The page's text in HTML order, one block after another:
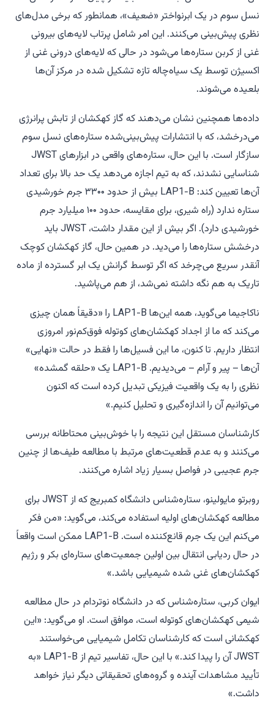
نسل سوم در یک ابرنواختر «ضعیف»، همانطور که برخی مدل‌های
نظری پیش‌بینی می‌کنند. این امر شامل پرتاب لایه‌های بیرونی
غنی از کربن ستاره‌ها می‌شود در حالی که لایه‌های درونی غنی از
اکسیژن توسط یک سیاه‌چاله تازه تشکیل شده در مرکز آن‌ها
بلعیده می‌شوند.
داده‌ها همچنین نشان می‌دهند که گاز کهکشان از تابش پرانرژی
می‌درخشد، که با انتشارات پیش‌بینی‌شده ستاره‌های نسل سوم
سازگار است. با این حال، ستاره‌های واقعی در ابزارهای JWST
شناسایی نشدند، که به تیم اجازه می‌دهد یک حد بالا برای تعداد
آن‌ها تعیین کند: LAP1-B بیش از حدود ۳۳۰۰ جرم خورشیدی
ستاره ندارد (راه شیری، برای مقایسه، حدود ۱۰۰ میلیارد جرم
خورشیدی دارد). اگر بیش از این مقدار داشت، JWST باید
درخشش ستاره‌ها را می‌دید. در همین حال، گاز کهکشان کوچک
آنقدر سریع می‌چرخد که اگر توسط گرانش یک ابر گسترده از ماده
تاریک به هم نگه داشته نمی‌شد، از هم می‌پاشید.
ناکاجیما می‌گوید، همه این‌ها LAP1-B را «دقیقاً همان چیزی
می‌کند که ما از اجداد کهکشان‌های کوتوله فوق‌کم‌نور امروزی
انتظار داریم. تا کنون، ما این فسیل‌ها را فقط در حالت «نهایی»
آن‌ها – پیر و آرام – می‌دیدیم. LAP1-B یک «حلقه گمشده»
نظری را به یک واقعیت فیزیکی تبدیل کرده است که اکنون
می‌توانیم آن را اندازه‌گیری و تحلیل کنیم.»
کارشناسان مستقل این نتیجه را با خوش‌بینی محتاطانه بررسی
می‌کنند و به عدم قطعیت‌های مرتبط با مطالعه طیف‌ها از چنین
جرم عجیبی در فواصل بسیار زیاد اشاره می‌کنند.
روبرتو مایولینو، ستاره‌شناس دانشگاه کمبریج که از JWST برای
مطالعه کهکشان‌های اولیه استفاده می‌کند، می‌گوید: «من فکر
می‌کنم این یک جرم قانع‌کننده است. LAP1-B ممکن است واقعاً
در حال ردیابی انتقال بین اولین جمعیت‌های ستاره‌ای بکر و رژیم
کهکشان‌های غنی شده شیمیایی باشد.»
ایوان کربی، ستاره‌شناس که در دانشگاه نوتردام در حال مطالعه
شیمی کهکشان‌های کوتوله است، موافق است. او می‌گوید: «این
کهکشانی است که کارشناسان تکامل شیمیایی می‌خواستند
JWST آن را پیدا کند.» با این حال، تفاسیر تیم از LAP1-B «به
تأیید مشاهدات آینده و گروه‌های تحقیقاتی دیگر نیاز خواهد
داشت.»